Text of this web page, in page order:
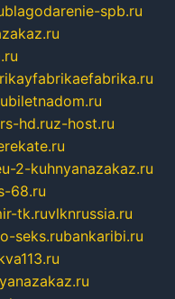
blagodarenie-spb.ru
biletnadom.ru
hd.ruz-host.ru
2-kuhnyanazakaz.ru
68.ru
tk.ruvlknrussia.ru
seks.rubankaribi.ru